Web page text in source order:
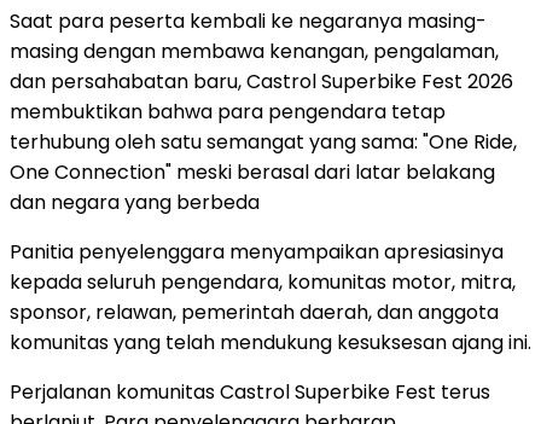
Saat para peserta kembali ke negaranya masing-
masing dengan membawa kenangan, pengalaman,
dan persahabatan baru, Castrol Superbike Fest 2026
membuktikan bahwa para pengendara tetap
terhubung oleh satu semangat yang sama: "One Ride,
One Connection" meski berasal dari latar belakang
dan negara yang berbeda
Panitia penyelenggara menyampaikan apresiasinya
kepada seluruh pengendara, komunitas motor, mitra,
sponsor, relawan, pemerintah daerah, dan anggota
komunitas yang telah mendukung kesuksesan ajang ini.
Perjalanan komunitas Castrol Superbike Fest terus